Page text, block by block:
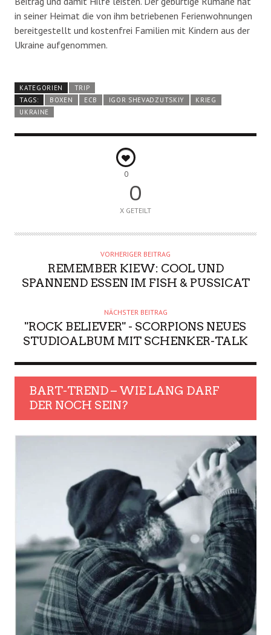
in seiner Heimat die von ihm betriebenen Ferienwohnungen
bereitgestellt und kostenfrei Familien mit Kindern aus der
Ukraine aufgenommen.
KATEGORIEN
TRIP
TAGS:
BOXEN ECB IGOR SHEVADZUTSKIY
KRIEG
UKRAINE
0
0
X GETEILT
VORHERIGER BEITRAG
REMEMBER KIEW: COOL UND
SPANNEND ESSEN IM FISH & PUSSICAT
NÄCHSTER BEITRAG
"ROCK BELIEVER" - SCORPIONS NEUES
STUDIOALBUM MIT SCHENKER-TALK
BART-TREND – WIE LANG DARF
DER NOCH SEIN?